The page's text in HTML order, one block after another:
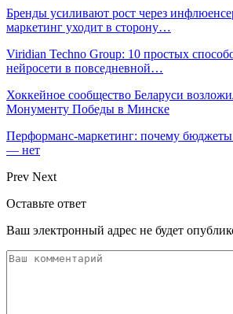
Бренды усиливают рост через
маркетинг уходит в сторону…
Viridian Techno Group: 10 простых
нейросети в повседневной…
Хоккейное сообщество Беларуси
Монументу Победы в Минске
Перформанс-маркетинг: почему бюджеты
— нет
Prev Next
Оставьте ответ
Ваш электронный адрес не будет